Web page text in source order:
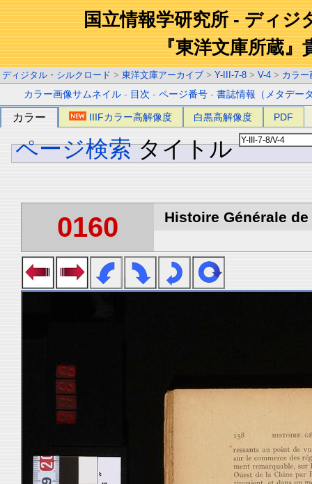
国立情報学研究所 - ディジ
『東洋文庫所蔵』
ディジタル・シルクロード > 東洋文庫アーカイブ > Y-III-7-8 > V-4 > カラー
カラー画像サムネイル - 目次 -ページ番号 -書誌情報（メタデー
カラー IIIFカラー高解像度 白黒高解像度 PDF
ページ検索 タイトル
0160 Histoire Générale